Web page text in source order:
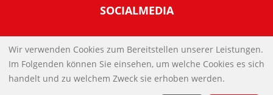
Tipps zur Nutzung der NachDenkSeiten
Banner und E-Mail-Signaturen
Links
Kontakt
Werden Sie Fördermitglied
Spenden Sie Online
SOCIALMEDIA
IMPRESSUM
DATENSCHUTZERKLÄRUNG
Wir verwenden Cookies zum Bereitstellen unserer Leistungen.
Im Folgenden können Sie einsehen, um welche Cookies es sich
handelt und zu welchem Zweck sie erhoben werden.